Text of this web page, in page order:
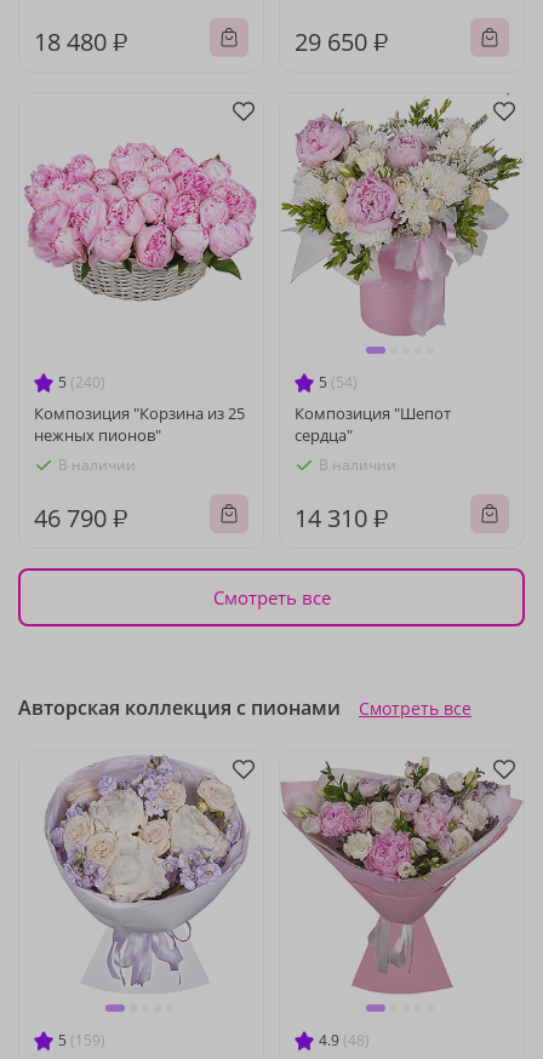
18 480 ₽ 29 650 ₽
5 (240)
Композиция "Корзина из 25
нежных пионов"
В наличии
46 790 ₽
5 (54)
Композиция "Шепот
сердца"
В наличии
14 310 ₽
Смотреть все
Авторская коллекция с пионами Смотреть все
5 (159) 4.9 (48)